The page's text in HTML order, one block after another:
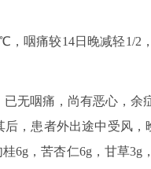
，咽痛较14日晚减轻1/2
无咽痛，尚有恶心，余
，患者外出途中受风
6g，苦杏仁6g，甘草3g